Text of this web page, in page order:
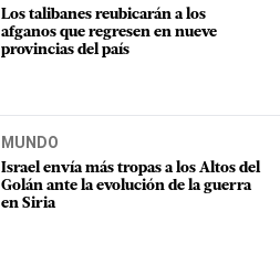
Los talibanes reubicarán a los
afganos que regresen en nueve
provincias del país
MUNDO
Israel envía más tropas a los Altos del
Golán ante la evolución de la guerra
en Siria